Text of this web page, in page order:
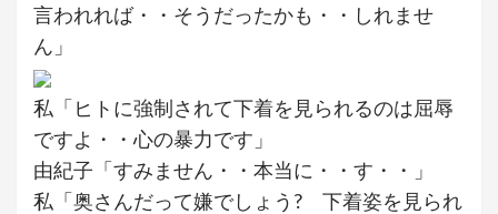
言われれば・・そうだったかも・・しれませ
ん」
私「ヒトに強制されて下着を見られるのは屈辱
ですよ・・心の暴力です」
由紀子「すみません・・本当に・・す・・」
私「奥さんだって嫌でしょう? 下着姿を見られ